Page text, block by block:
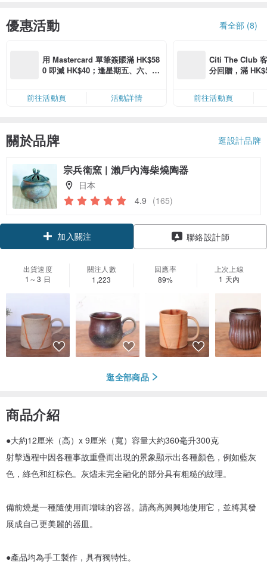
優惠活動 看全部 (8)
用 Mastercard 單筆簽賬滿 HK$58
0 即減 HK$40；逢星期五、六、日
限，額滿即止，僅限「常用信用
卡」結帳）
前往活動頁 活動詳情
Citi The Club
分回贈，滿
前往活動頁
關於品牌 逛設計品牌
宗兵衛窯 | 瀨戶內海柴燒陶器
日本
4.9 (165)
加入關注 聯絡設計師
出貨速度
1～3 日
關注人數
1,223
回應率
89%
上次上線
1 天內
逛全部商品
商品介紹
●大約12厘米（高）x 9厘米（寬）容量大約360毫升300克
射擊過程中因各種事故重疊而出現的景象顯示出各種顏色，例如藍灰
色，綠色和紅棕色。灰燼未完全融化的部分具有粗糙的紋理。
備前燒是一種隨使用而增味的容器。請高高興興地使用它，並將其發
展成自己更美麗的器皿。
●產品均為手工製作，具有獨特性。